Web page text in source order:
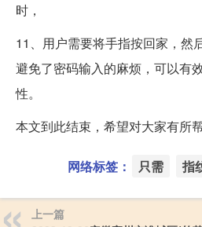
时，
11、用户需要将手指按回家，然
避免了密码输入的麻烦，可以有
性。
本文到此结束，希望对大家有所帮
网络标签： 只需 指
上一篇